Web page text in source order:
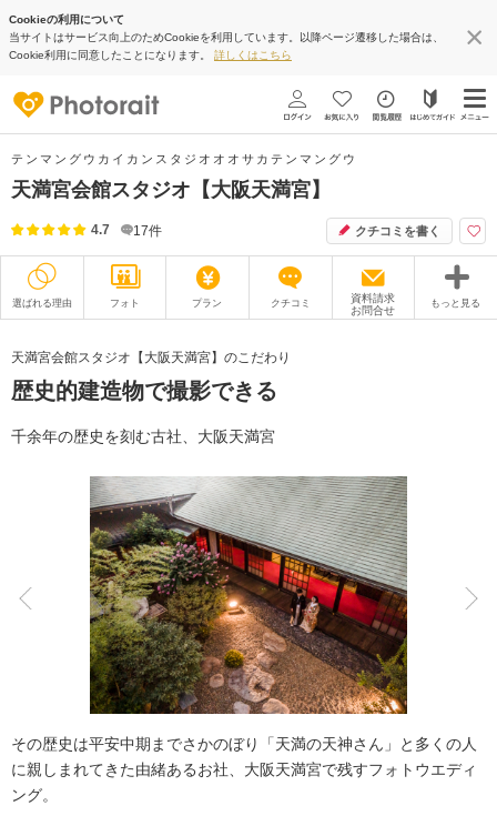
Cookieの利用について
当サイトはサービス向上のためCookieを利用しています。以降ページ遷移した場合は、
Cookie利用に同意したことになります。 詳しくはこちら
テンマングウカイカンスタジオオオサカテンマングウ
天満宮会館スタジオ【大阪天満宮】
4.7 17件 クチコミを書く
選ばれる理由 フォト プラン クチコミ
資料請求
お問合せ
もっと見る
衣装
オプション
アクセス/TEL スタジオトップ
こだわりポイント
庭園での撮影 フォト＋会食
天満宮会館スタジオ【大阪天満宮】のこだわり
歴史的建造物で撮影できる
千余年の歴史を刻む古社、大阪天満宮
その歴史は平安中期までさかのぼり「天満の天神さん」と多くの人
に親しまれてきた由緒あるお社、大阪天満宮で残すフォトウエディ
ング。